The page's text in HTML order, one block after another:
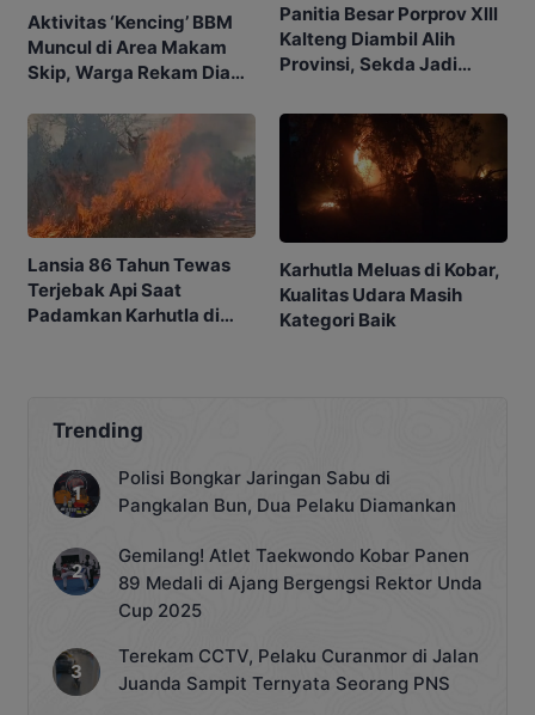
Aktivitas ‘Kencing’ BBM
Muncul di Area Makam
Skip, Warga Rekam Diam-
Panitia Besar Porprov Xlll
Kalteng Diambil Alih
Provinsi, Sekda Jadi
Lansia 86 Tahun Tewas
Terjebak Api Saat
Padamkan Karhutla di
Karhutla Meluas di Kobar,
Kualitas Udara Masih
Kategori Baik
Trending
Polisi Bongkar Jaringan Sabu di
Pangkalan Bun, Dua Pelaku Diamankan
Gemilang! Atlet Taekwondo Kobar Panen
89 Medali di Ajang Bergengsi Rektor Unda
Cup 2025
Terekam CCTV, Pelaku Curanmor di Jalan
Juanda Sampit Ternyata Seorang PNS